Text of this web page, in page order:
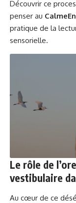
Découvrir ce
penser au
pratique de la
sensorielle.
Le rôle de
vestibulaire
Au cœur de ce